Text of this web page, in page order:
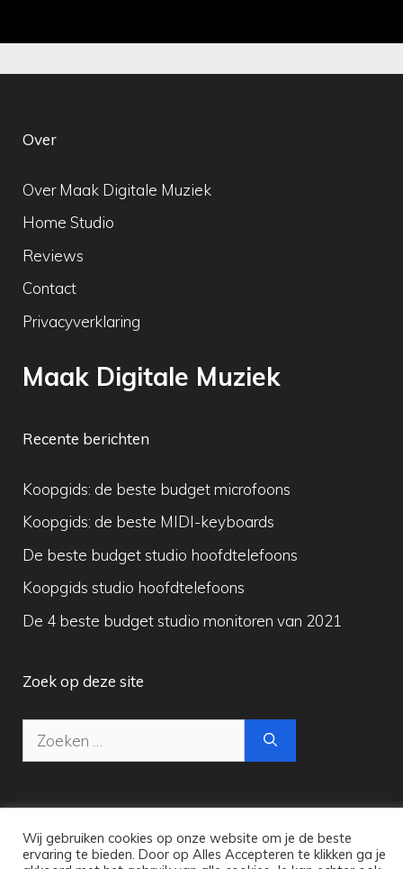
Over
Over Maak Digitale Muziek
Home Studio
Reviews
Contact
Privacyverklaring
Maak Digitale Muziek
Recente berichten
Koopgids: de beste budget microfoons
Koopgids: de beste MIDI-keyboards
De beste budget studio hoofdtelefoons
Koopgids studio hoofdtelefoons
De 4 beste budget studio monitoren van 2021
Zoek op deze site
Zoek
Copyright © 2026 Maak Digitale Muziek
Wij gebruiken cookies op onze website om je de beste
ervaring te bieden. Door op Alles Accepteren te klikken ga je